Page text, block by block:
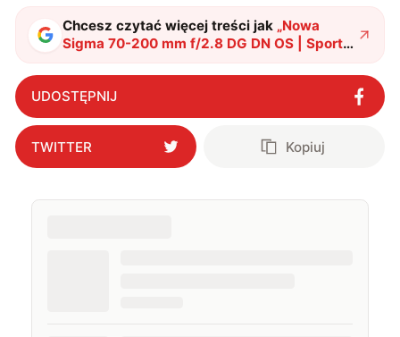
i gram w gry :)
Chcesz czytać więcej treści jak „Nowa
Sigma 70-200 mm f/2.8 DG DN OS | Sports
– Sony może poczuć na plecach oddech
konkurencji"?
UDOSTĘPNIJ
TWITTER Kopiuj